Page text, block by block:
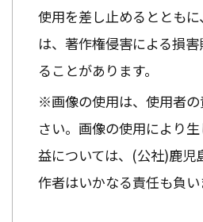
使用を差し止めるととも
は、著作権侵害による損
ることがあります。
※画像の使用は、使用者の
さい。画像の使用により
益については、(公社)鹿児
作者はいかなる責任も負い